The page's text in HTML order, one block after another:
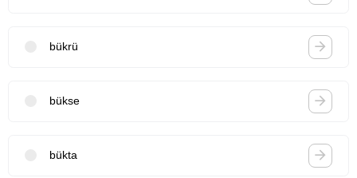
bükrü
bükse
bükta